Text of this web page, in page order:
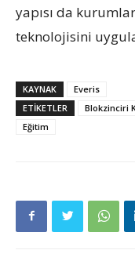
yapısı da
teknolojisini
KAYNAK
Everis
ETIKETLER
Blokzinciri
Eğitim